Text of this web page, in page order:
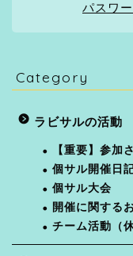
パスワ
Category
ラビサルの活動
【重要】参加
個サル開催日
個サル大会
開催に関する
チーム活動（